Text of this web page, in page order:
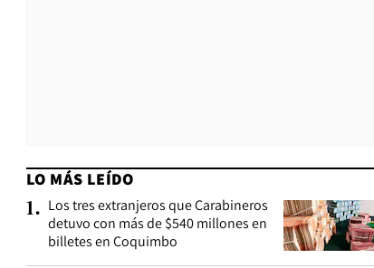
LO MÁS LEÍDO
1. Los tres extranjeros que Carabineros
detuvo con más de $540 millones en
billetes en Coquimbo